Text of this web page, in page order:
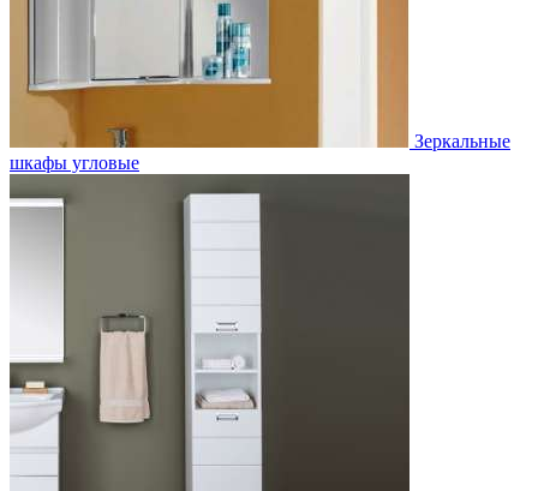
Зеркальные
шкафы угловые